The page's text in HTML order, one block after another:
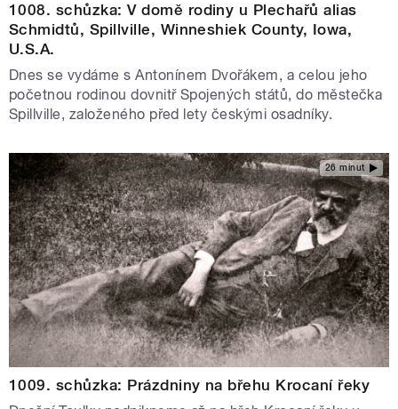
1008. schůzka: V domě rodiny u Plechařů alias
Schmidtů, Spillville, Winneshiek County, Iowa,
U.S.A.
Dnes se vydáme s Antonínem Dvořákem, a celou jeho
početnou rodinou dovnitř Spojených států, do městečka
Spillville, založeného před lety českými osadníky.
26 minut
1009. schůzka: Prázdniny na břehu Krocaní řeky